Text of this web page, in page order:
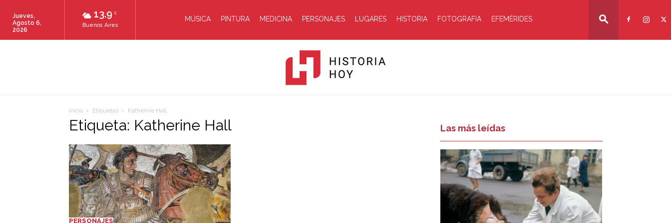
13.9 C
Buenos Aires
Jueves,
Agosto 6,
2026
MÚSICA PINTURA MEDICINA PERSONAJES LUGARES HISTORIA FOTOGRAFIA EFEMÉRIDES
Inicio Etiquetas Katherine Hall
Etiqueta: Katherine Hall
PERSONAJES
Las más leídas